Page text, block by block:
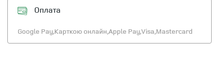
Оплата
Google Pay,Карткою онлайн,Apple Pay,Visa,Mastercard